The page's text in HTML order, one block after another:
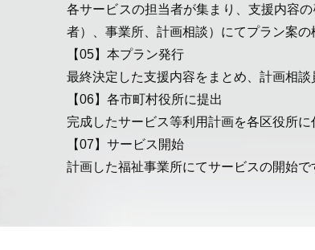
各サービスの担当者が集まり、支援内容
者）、事業所、計画相談）にてプラン案
【05】本プラン発行
最終決定した支援内容をまとめ、計画相
【06】各市町村役所に提出
完成したサービス等利用計画を各区役所に
【07】サービス開始
計画した福祉事業所にてサービスの開始で